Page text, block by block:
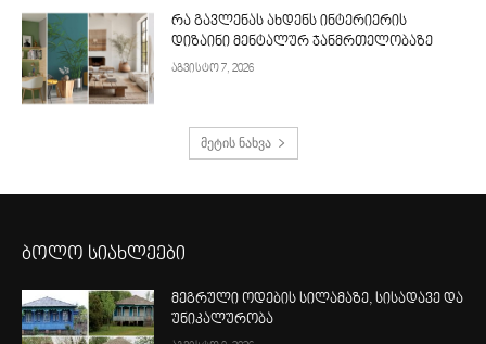
რა გავლენას ახდენს ინტერიერის
დიზაინი მენტალურ ჯანმრთელობაზე
აგვისტო 7, 2026
მეტის ნახვა
ბოლო სიახლეები
მეგრული ოდების სილამაზე, სისადავე და
უნიკალურობა